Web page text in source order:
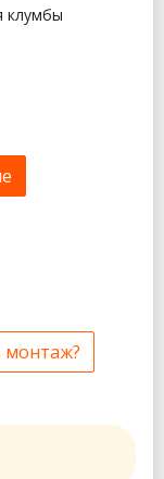
клумбы
монтаж?